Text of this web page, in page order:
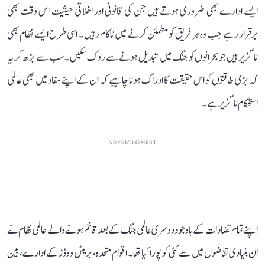
ایسے ادارے بھی ضروری ہوتے ہیں جن کی قانونی اور اخلاقی حیثیت اس وقت بھی
برقرار رہے جب وہ ہر فریق کو مطمئن کرنے میں ناکام رہیں۔ اسی طرح ایسے نظام بھی
ناگزیر ہیں جو بحرانوں کو جنگ میں تبدیل ہونے سے روک سکیں۔ سب سے بڑھ کر یہ
کہ بڑی طاقتوں کو اس حقیقت کا ادراک ہونا چاہیے کہ ان کے اپنے مفاد میں بھی عالمی
استحکام ناگزیر ہے۔
ADVERTISEMENT
اپنے تمام تضادات کے باوجود دوسری عالمی جنگ کے بعد قائم ہونے والے عالمی نظام نے
ان بنیادی تقاضوں میں سے کئی کو پورا کیا تھا۔ اقوام متحدہ، بریٹن ووڈز کے ادارے، بین